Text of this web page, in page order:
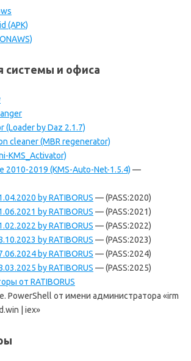
(APK)
системы и офиса
(Loader by Daz 2.1.7)
cleaner (MBR regenerator)
KMS_Activator)
2010-2019 (KMS-Auto-Net-1.5.4) —
by RATIBORUS — (PASS:2020)
by RATIBORUS — (PASS:2021)
by RATIBORUS — (PASS:2022)
by RATIBORUS — (PASS:2023)
by RATIBORUS — (PASS:2024)
by RATIBORUS — (PASS:2025)
от RATIBORUS
PowerShell от имени администратора «irm
| iex»